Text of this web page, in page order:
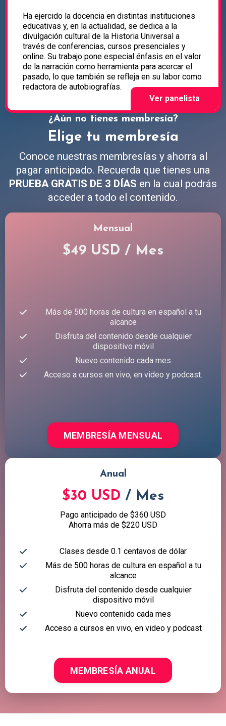
Ha ejercido la docencia en distintas instituciones
educativas y, en la actualidad, se dedica a la
divulgación cultural de la Historia Universal a
través de conferencias, cursos presenciales y
online. Su trabajo pone especial énfasis en el valor
de la narración como herramienta para acercar el
pasado, lo que también se refleja en su labor como
redactora de autobiografías.
¿Aún no tienes membresía?
Elige tu membresía
Conoce nuestras membresías y ahorra al
pagar anticipado. Recuerda que tienes una
PRUEBA GRATIS DE 3 DÍAS en la cual podrás
acceder a todo el contenido.
Mensual
$49 USD / Mes
Más de 500 horas de cultura en español a tu
alcance
Disfruta del contenido desde cualquier
dispositivo móvil
Nuevo contenido cada mes
Acceso a cursos en vivo, en video y podcast.
MEMBRESÍA MENSUAL
Anual
$30 USD / Mes
Pago anticipado de $360 USD
Ahorra más de $220 USD
Clases desde 0.1 centavos de dólar
Más de 500 horas de cultura en español a tu
alcance
Disfruta del contenido desde cualquier
dispositivo móvil
Nuevo contenido cada mes
Acceso a cursos en vivo, en video y podcast
MEMBRESÍA ANUAL